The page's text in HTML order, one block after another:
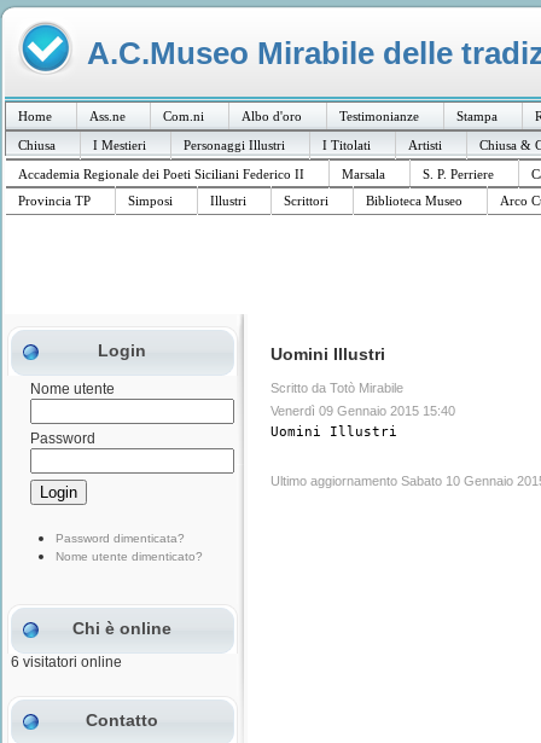
A.C.Museo Mirabile delle
Home Ass.ne Com.ni Albo d'oro Testimonianze Stampa
Chiusa
I Mestieri Personaggi Illustri I Titolati Artisti
Chiusa &
Accademia Regionale dei Poeti Siciliani Federico II
Marsala S. P. Perriere
Provincia TP
Simposi Illustri Scrittori Biblioteca Museo Arco
Login
Nome utente
Password
Password dimenticata?
Nome utente dimenticato?
Chi è online
6 visitatori online
Contatto
Uomini Illustri
Scritto da Totò Mirabile
Venerdì 09 Gennaio 2015 15:40
Uomini Illustri
Ultimo aggiornamento Sabato 10 Gennaio